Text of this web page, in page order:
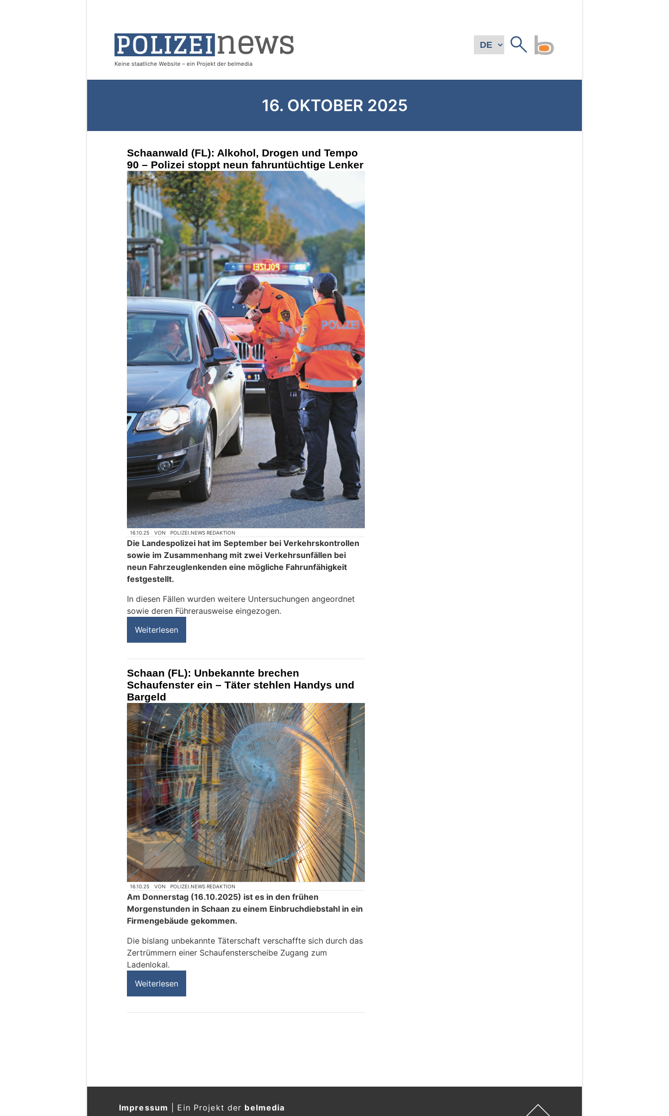
16. OKTOBER 2025
Schaanwald (FL): Alkohol, Drogen und Tempo
90 – Polizei stoppt neun fahruntüchtige Lenker
16.10.25 VON POLIZEI.NEWS REDAKTION
Die Landespolizei hat im September bei Verkehrskontrollen
sowie im Zusammenhang mit zwei Verkehrsunfällen bei
neun Fahrzeuglenkenden eine mögliche Fahrunfähigkeit
festgestellt.
In diesen Fällen wurden weitere Untersuchungen angeordnet
sowie deren Führerausweise eingezogen.
Weiterlesen
Schaan (FL): Unbekannte brechen
Schaufenster ein – Täter stehlen Handys und
Bargeld
16.10.25 VON POLIZEI.NEWS REDAKTION
Am Donnerstag (16.10.2025) ist es in den frühen
Morgenstunden in Schaan zu einem Einbruchdiebstahl in ein
Firmengebäude gekommen.
Die bislang unbekannte Täterschaft verschaffte sich durch das
Zertrümmern einer Schaufensterscheibe Zugang zum
Ladenlokal.
Weiterlesen
Impressum Ein Projekt der belmedia